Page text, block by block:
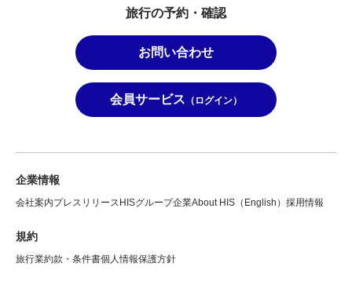
旅行の予約・確認
お問い合わせ
会員サービス （ログイン）
企業情報
会社案内プレスリリース HISグループ企業About HIS（English） 採用情報
規約
旅行業約款・条件書個人情報保護方針